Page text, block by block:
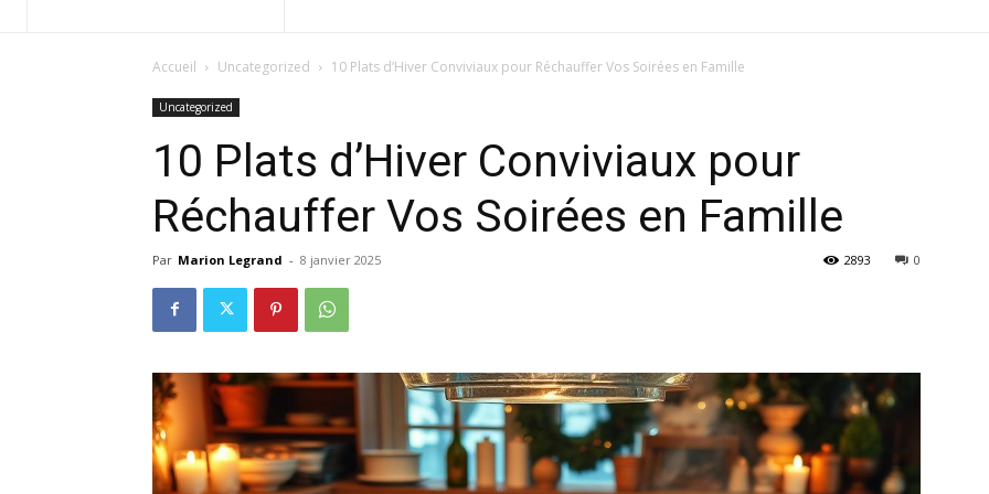
Accueil Uncategorized 10 Plats d’Hiver Conviviaux pour Réchauffer Vos Soirées en Famille
Uncategorized
10 Plats d’Hiver Conviviaux pour
Réchauffer Vos Soirées en Famille
Par Marion Legrand - 8 janvier 2025 0
2893